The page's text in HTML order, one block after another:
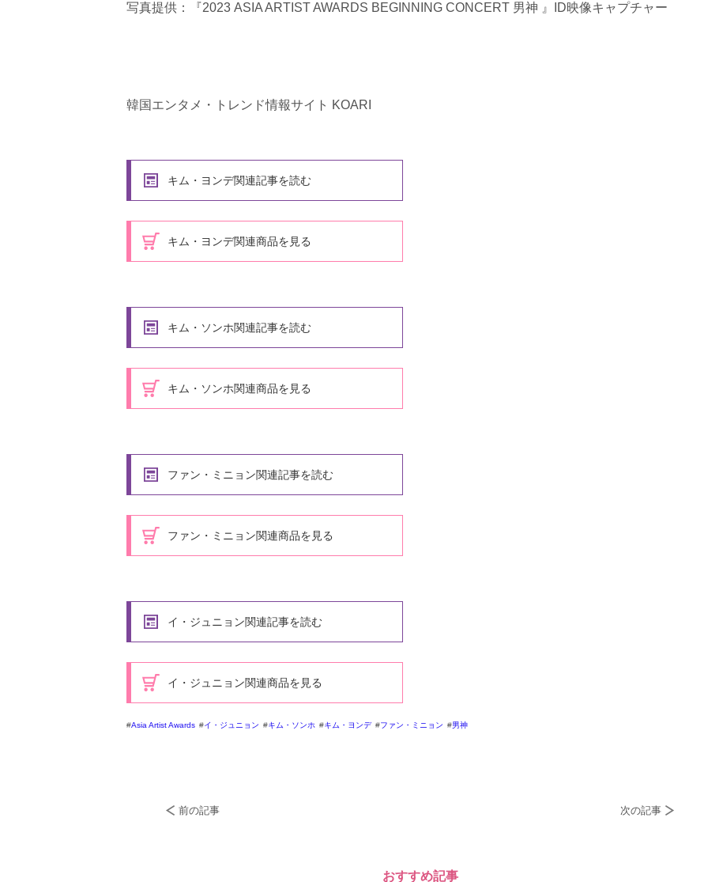
写真提供：『2023 ASIA ARTIST AWARDS BEGINNING CONCERT 男神 』ID映像キャプチャー
韓国エンタメ・トレンド情報サイト KOARI
キム・ヨンデ関連記事を読む
キム・ヨンデ関連商品を見る
キム・ソンホ関連記事を読む
キム・ソンホ関連商品を見る
ファン・ミニョン関連記事を読む
ファン・ミニョン関連商品を見る
イ・ジュニョン関連記事を読む
イ・ジュニョン関連商品を見る
Asia Artist Awards イ・ジュニョン キム・ソンホ キム・ヨンデ ファン・ミニョン 男神
前の記事 次の記事
おすすめ記事